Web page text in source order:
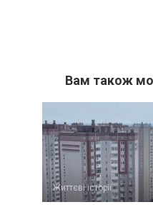
Вам також
Життєві історії